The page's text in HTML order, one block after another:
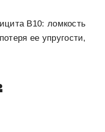
В10: ломкость
ее упругости,